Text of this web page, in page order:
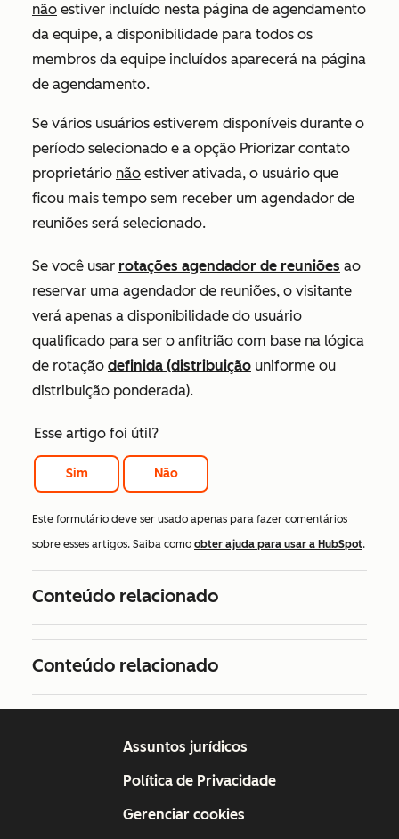
não estiver incluído nesta página de agendamento
da equipe, a disponibilidade para todos os
membros da equipe incluídos aparecerá na página
de agendamento.
Se vários usuários estiverem disponíveis durante o
período selecionado e a opção Priorizar contato
proprietário não estiver ativada, o usuário que
ficou mais tempo sem receber um agendador de
reuniões será selecionado.
Se você usar rotações agendador de reuniões ao
reservar uma agendador de reuniões, o visitante
verá apenas a disponibilidade do usuário
qualificado para ser o anfitrião com base na lógica
de rotação definida (distribuição uniforme ou
distribuição ponderada).
Esse artigo foi útil?
Sim Não
Este formulário deve ser usado apenas para fazer comentários
sobre esses artigos. Saiba como obter ajuda para usar a HubSpot.
Conteúdo relacionado
Conteúdo relacionado
Assuntos jurídicos
Política de Privacidade
Gerenciar cookies